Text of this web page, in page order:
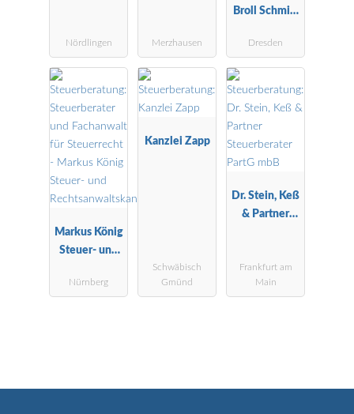
ft mbH
Nördlingen Merzhausen
Broll Schmitt
Partner
Dresden
Markus König
Steuer- und
skanzlei
Nürnberg
Kanzlei Zapp
Schwäbisch
Gmünd
Dr. Stein, Keß
& Partner
Frankfurt am
Main